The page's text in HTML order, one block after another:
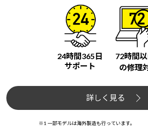
24時間365日
サポート
72時間
の修理
詳しく見る
※1 一部モデルは海外製造も行っています。